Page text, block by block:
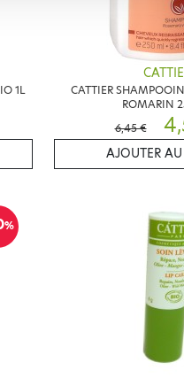
1L
CATTIER
ROMARIN
6,45 €
AJOUTER
%